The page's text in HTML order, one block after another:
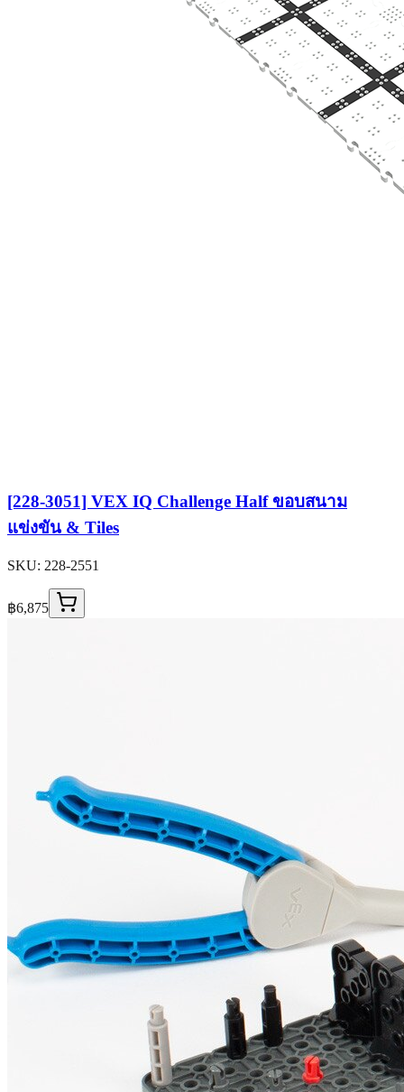
[228-3051] VEX IQ Challenge Half ขอบสนาม
แข่งขัน & Tiles
SKU: 228-2551
฿6,875